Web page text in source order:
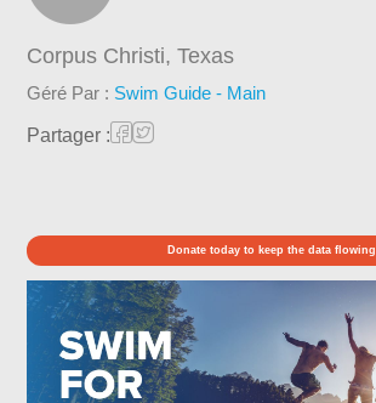
Corpus Christi,Texas
Géré Par : Swim Guide - Main
Partager :
Donate today to keep the data flowing